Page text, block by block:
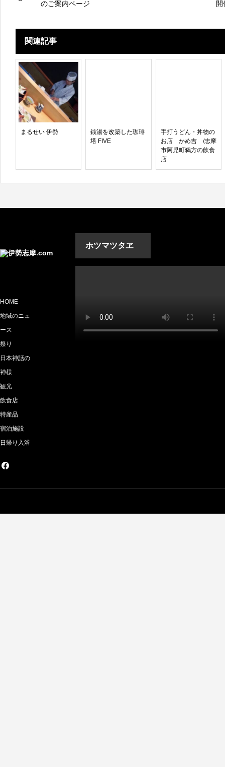
のご案内ページ 開
関連記事
まるせい 伊勢
銭湯を改築した珈琲
塔 FIVE
手打うどん・丼物の
お店 かめ吉 /志摩
市阿児町鵜方の飲食
店
ホツマツタヱ
HOME
地域のニュ
ース
祭り
日本神話の
神様
観光
飲食店
特産品
宿泊施設
日帰り入浴